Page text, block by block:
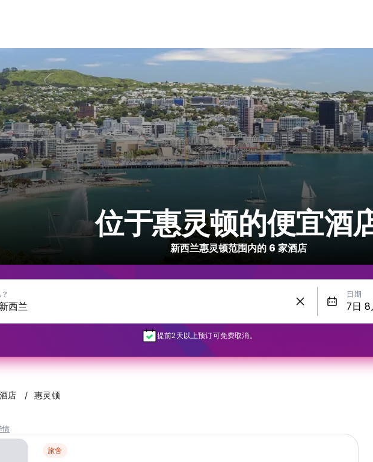
位于惠灵顿的便宜酒
新西兰惠灵顿范围内的 6 家酒店
日期
提前2天以上预订可免费取消。
店 惠灵顿
情
旅舍